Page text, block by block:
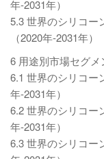
年-2031年）
5.3 世界のシリコー
（2020年-2031年）
6 用途別市場セグメ
6.1 世界のシリコー
年-2031年）
6.2 世界のシリコー
年-2031年）
6.3 世界のシリコー